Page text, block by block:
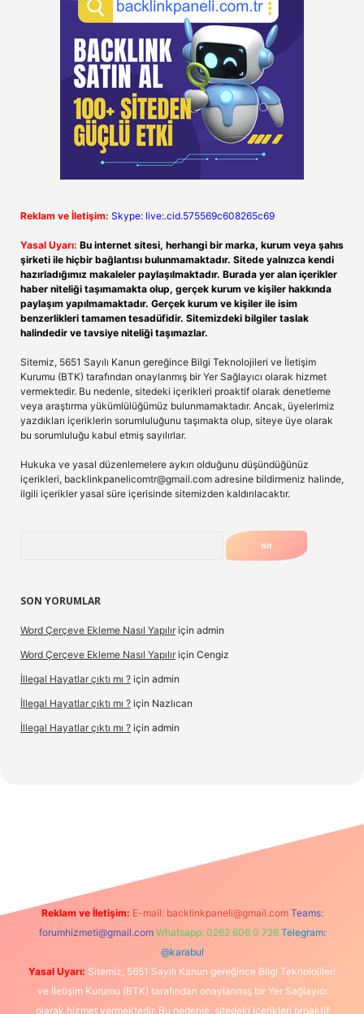
Reklam ve İletişim: Skype: live:.cid.575569c608265c69
Yasal Uyarı: Bu internet sitesi, herhangi bir marka, kurum veya şahıs
şirketi ile hiçbir bağlantısı bulunmamaktadır. Sitede yalnızca kendi
hazırladığımız makaleler paylaşılmaktadır. Burada yer alan içerikler
haber niteliği taşımamakta olup, gerçek kurum ve kişiler hakkında
paylaşım yapılmamaktadır. Gerçek kurum ve kişiler ile isim
benzerlikleri tamamen tesadüfidir. Sitemizdeki bilgiler taslak
halindedir ve tavsiye niteliği taşımazlar.
Sitemiz, 5651 Sayılı Kanun gereğince Bilgi Teknolojileri ve İletişim
Kurumu (BTK) tarafından onaylanmış bir Yer Sağlayıcı olarak hizmet
vermektedir. Bu nedenle, sitedeki içerikleri proaktif olarak denetleme
veya araştırma yükümlülüğümüz bulunmamaktadır. Ancak, üyelerimiz
yazdıkları içeriklerin sorumluluğunu taşımakta olup, siteye üye olarak
bu sorumluluğu kabul etmiş sayılırlar.
Hukuka ve yasal düzenlemelere aykırı olduğunu düşündüğünüz
içerikleri, backlinkpanelicomtr@gmail.com adresine bildirmeniz halinde,
ilgili içerikler yasal süre içerisinde sitemizden kaldırılacaktır.
SON YORUMLAR
Word Çerçeve Ekleme Nasıl Yapılır için admin
Word Çerçeve Ekleme Nasıl Yapılır için Cengiz
İllegal Hayatlar çıktı mı ? için admin
İllegal Hayatlar çıktı mı ? için Nazlıcan
İllegal Hayatlar çıktı mı ? için admin
Reklam ve İletişim: E-mail: backlinkpaneli@gmail.com Teams:
forumhizmeti@gmail.com Whatsapp: 0262 606 0 726 Telegram:
@karabul
Yasal Uyarı: Sitemiz, 5651 Sayılı Kanun gereğince Bilgi Teknolojileri
ve İletişim Kurumu (BTK) tarafından onaylanmış bir Yer Sağlayıcı
olarak hizmet vermektedir. Bu nedenle, sitedeki içerikleri proaktif